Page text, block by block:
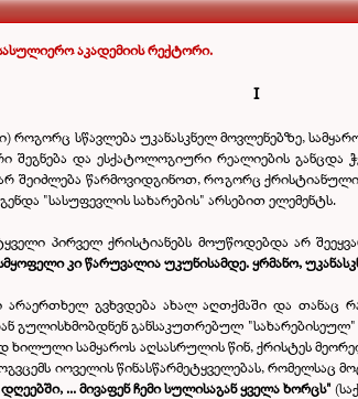
აკადემიის რექტორი.
I
როგორც სწავლება უკანასკნელ მოვლენებზე,
და ესქატოლოგიური რეალიების
შეიძლება წარმოვიდგინოთ, როგორც
"სასუფევლის სახარების" არსებით ელემენტს.
პირველ ქრისტიანებს მოუწოდებდა არ
კი წარუვალია უკუნისამდე. ყრმანო,
არაერთხელ გვხვდება ახალ აღთქმაში და თანაც
გულისხმობდნენ განსაკუთრებულ
ხილული სამყაროს აღსასრულის წინ, ქრისტეს
იოველის წინასწარმეტყველებას,
... მივაფენ ჩემი სულისაგან ყველა ხორცს"